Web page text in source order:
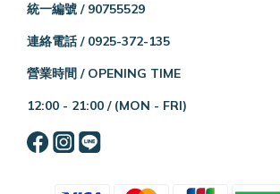
統一編號 / 90755529
連絡電話 / 0925-372-135
營業時間 / OPENING TIME
12:00 - 21:00 / (MON - FRI)